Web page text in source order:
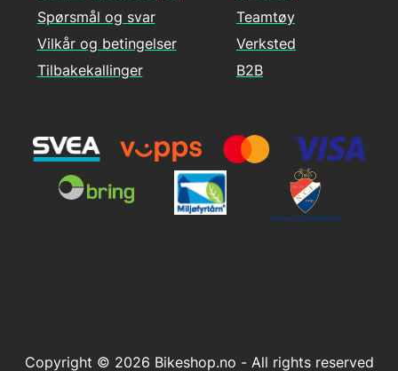
Spørsmål og svar
Vilkår og betingelser
Tilbakekallinger
Teamtøy
Verksted
B2B
Copyright © 2026 Bikeshop.no - All rights reserved